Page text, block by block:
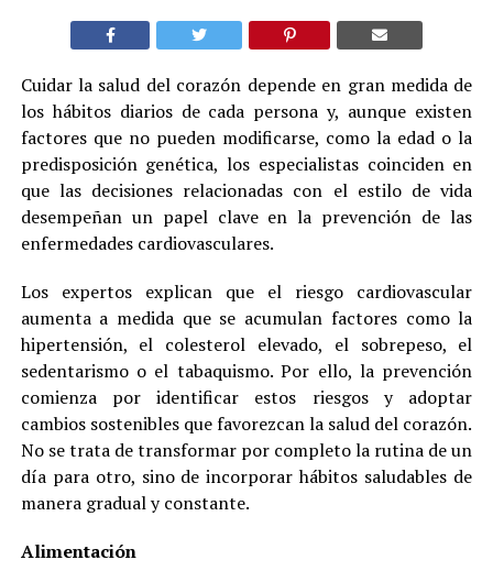
Cuidar la salud del corazón depende en gran medida de
los hábitos diarios de cada persona y, aunque existen
factores que no pueden modificarse, como la edad o la
predisposición genética, los especialistas coinciden en
que las decisiones relacionadas con el estilo de vida
desempeñan un papel clave en la prevención de las
enfermedades cardiovasculares.
Los expertos explican que el riesgo cardiovascular
aumenta a medida que se acumulan factores como la
hipertensión, el colesterol elevado, el sobrepeso, el
sedentarismo o el tabaquismo. Por ello, la prevención
comienza por identificar estos riesgos y adoptar
cambios sostenibles que favorezcan la salud del corazón.
No se trata de transformar por completo la rutina de un
día para otro, sino de incorporar hábitos saludables de
manera gradual y constante.
Alimentación